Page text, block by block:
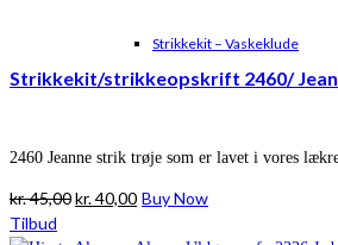
Strikkekit – Vaskeklude
Strikkekit/strikkeopskrift 2460/
2460 Jeanne strik trøje som er lavet i vores
kr.45,00Den
kr.40,00Den
Buy Now
Tilbud